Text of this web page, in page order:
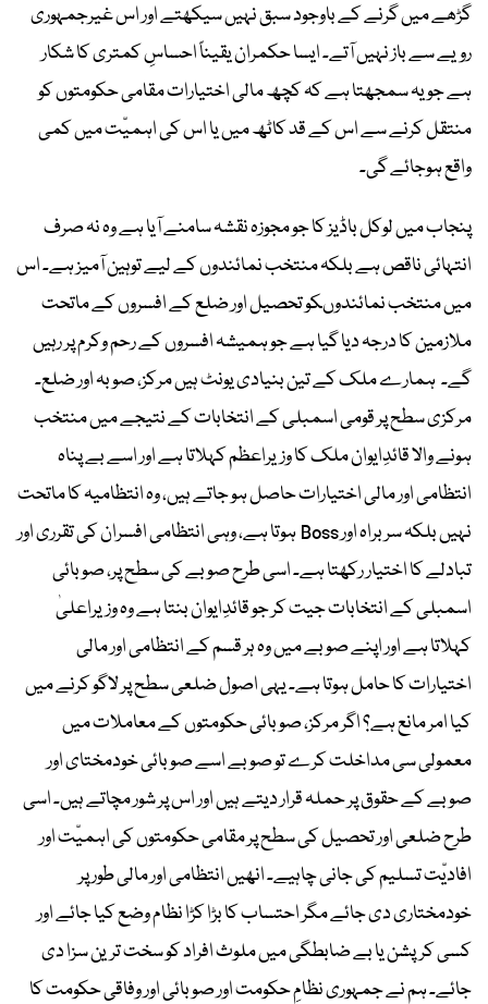
گڑھے میں گرنے کے باوجود سبق نہیں سیکھتے اور اس غیرجمہوری
رویے سے باز نہیں آتے۔ ایسا حکمران یقیناً احساسِ کمتری کا شکار
ہے جو یہ سمجھتا ہے کہ کچھ مالی اختیارات مقامی حکومتوں کو
منتقل کرنے سے اس کے قد کاٹھ میں یا اس کی اہمیّت میں کمی
واقع ہوجائے گی۔
پنجاب میں لوکل باڈیز کا جو مجوزہ نقشہ سامنے آیا ہے وہ نہ صرف
انتہائی ناقص ہے بلکہ منتخب نمائندوں کے لیے توہین آمیز ہے۔ اس
میں منتخب نمائندوںکو تحصیل اور ضلع کے افسروں کے ماتحت
ملازمین کا درجہ دیا گیا ہے جو ہمیشہ افسروں کے رحم وکرم پر رہیں
گے۔ ہمارے ملک کے تین بنیادی یونٹ ہیں مرکز، صوبہ اور ضلع۔
مرکزی سطح پر قومی اسمبلی کے انتخابات کے نتیجے میں منتخب
ہونے والا قائدِایوان ملک کا وزیراعظم کہلاتا ہے اور اسے بے پناہ
انتظامی اور مالی اختیارات حاصل ہو جاتے ہیں، وہ انتظامیہ کا ماتحت
نہیں بلکہ سربراہ اور Boss ہوتا ہے، وہی انتظامی افسران کی تقرری اور
تبادلے کا اختیار رکھتا ہے۔ اسی طرح صوبے کی سطح پر، صوبائی
اسمبلی کے انتخابات جیت کر جو قائدِایوان بنتا ہے وہ وزیراعلیٰ
کہلاتا ہے اور اپنے صوبے میں وہ ہر قسم کے انتظامی اور مالی
اختیارات کا حامل ہوتا ہے۔ یہی اصول ضلعی سطح پر لاگو کرنے میں
کیا امر مانع ہے؟ اگر مرکز، صوبائی حکومتوں کے معاملات میں
معمولی سی مداخلت کرے تو صوبے اسے صوبائی خودمختای اور
صوبے کے حقوق پر حملہ قرار دیتے ہیں اور اس پر شور مچاتے ہیں۔ اسی
طرح ضلعی اور تحصیل کی سطح پر مقامی حکومتوں کی اہمیّت اور
افادیّت تسلیم کی جانی چاہیے۔ انھیں انتظامی اور مالی طور پر
خودمختاری دی جائے مگر احتساب کا بڑا کڑا نظام وضع کیا جائے اور
کسی کرپشن یا بے ضابطگی میں ملوث افراد کو سخت ترین سزا دی
جائے۔ ہم نے جمہوری نظامِ حکومت اور صوبائی اور وفاقی حکومت کا